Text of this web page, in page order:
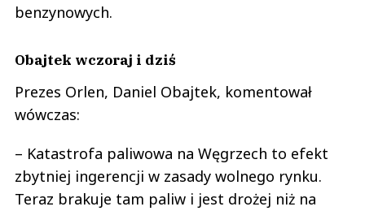
benzynowych.
Obajtek wczoraj i dziś
Prezes Orlen, Daniel Obajtek, komentował
wówczas:
– Katastrofa paliwowa na Węgrzech to efekt
zbytniej ingerencji w zasady wolnego rynku.
Teraz brakuje tam paliw i jest drożej niż na